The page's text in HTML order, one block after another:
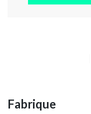
Fabrique